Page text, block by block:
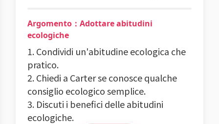
Argomento：Adottare abitudini
ecologiche
1. Condividi un'abitudine ecologica che
pratico.
2. Chiedi a Carter se conosce qualche
consiglio ecologico semplice.
3. Discuti i benefici delle abitudini
ecologiche.